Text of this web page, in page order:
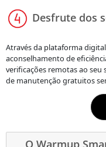
Desfrute dos
Através da plataforma
aconselhamento de
verificações remotas ao seu
de manutenção gratuitos
O Warmup